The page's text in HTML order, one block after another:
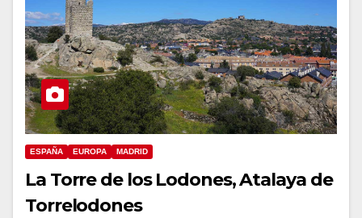
ESPAÑA EUROPA MADRID
La Torre de los Lodones, Atalaya de
Torrelodones